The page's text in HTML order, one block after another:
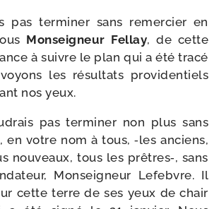
pas ter­mi­ner sans remer­cier en
Monseigneur Fellay, de cette
à suivre le plan qui a été tra­cé
les résul­tats pro­vi­den­tiels
nos yeux.
pas ter­mi­ner non plus sans
en votre nom à tous, ‑les anciens,
nou­veaux, tous les prêtres‑, sans
Monseigneur Lefebvre. Il
cette terre de ses yeux de chair